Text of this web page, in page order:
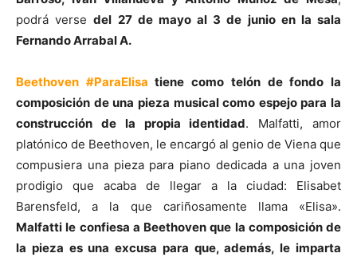
podrá versedel 27 de mayo al 3 de junio en la sala
Fernando Arrabal A.
Beethoven #ParaElisa tiene como telón de fondo la
composición de una pieza musical como espejo para la
construcción de la propia identidad. Malfatti, amor
platónico de Beethoven, le encargó al genio de Viena que
compusiera una pieza para piano dedicada a una joven
prodigio que acaba de llegar a la ciudad: Elisabet
Barensfeld, a la que cariñosamente llama «Elisa».
Malfatti le confiesa a Beethoven que la composición de
la pieza es una excusa para que, además, le imparta